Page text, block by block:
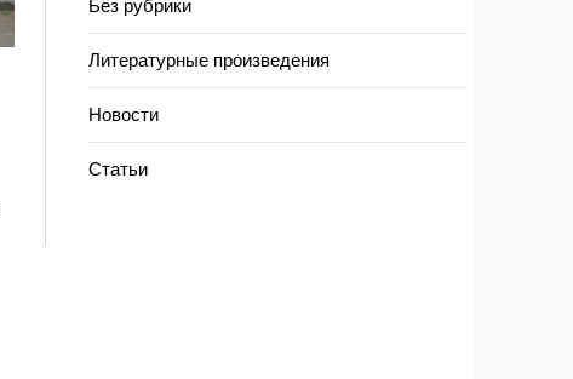
Без рубрики
Литературные произведения
Новости
Статьи